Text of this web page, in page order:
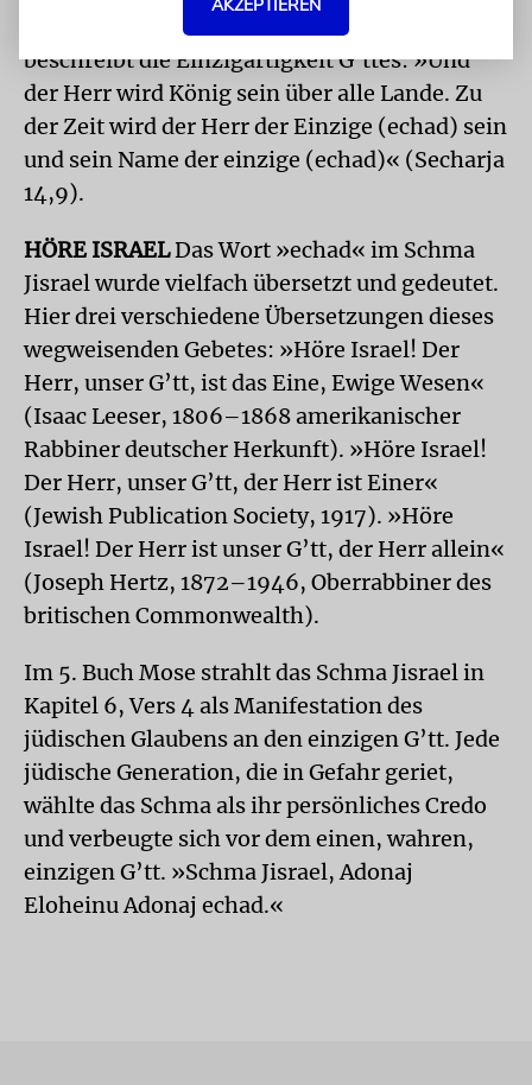
Jisrael, das wir dreimal täglich sprechen,
beschreibt die Einzigartigkeit G’ttes: »Und
der Herr wird König sein über alle Lande. Zu
der Zeit wird der Herr der Einzige (echad) sein
und sein Name der einzige (echad)« (Secharja
14,9).
HÖRE ISRAELDas Wort »echad« im Schma
Jisrael wurde vielfach übersetzt und gedeutet.
Hier drei verschiedene Übersetzungen dieses
wegweisenden Gebetes: »Höre Israel! Der
Herr, unser G’tt, ist das Eine, Ewige Wesen«
(Isaac Leeser, 1806–1868 amerikanischer
Rabbiner deutscher Herkunft). »Höre Israel!
Der Herr, unser G’tt, der Herr ist Einer«
(Jewish Publication Society, 1917). »Höre
Israel! Der Herr ist unser G’tt, der Herr allein«
(Joseph Hertz, 1872–1946, Oberrabbiner des
britischen Commonwealth).
Im 5. Buch Mose strahlt das Schma Jisrael in
Kapitel 6, Vers 4 als Manifestation des
jüdischen Glaubens an den einzigen G’tt. Jede
jüdische Generation, die in Gefahr geriet,
wählte das Schma als ihr persönliches Credo
und verbeugte sich vor dem einen, wahren,
einzigen G’tt. »Schma Jisrael, Adonaj
Eloheinu Adonaj echad.«
AKZEPTIEREN